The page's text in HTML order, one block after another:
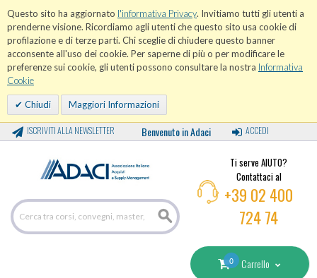
Questo sito ha aggiornato l'informativa Privacy. Invitiamo tutti gli utenti a
prenderne visione. Ricordiamo agli utenti che questo sito usa cookie di
profilazione e di terze parti. Chi sceglie di chiudere questo banner
acconsente all'uso dei cookie. Per saperne di più o per modificare le
preferenze sui cookie, gli utenti possono consultare la nostra Informativa
Cookie
Chiudi Maggiori Informazioni
ISCRIVITI ALLA NEWSLETTER Benvenuto in Adaci ACCEDI
Ti serve AIUTO?
Contattaci al
+39 02 400
724 74
0 Carrello